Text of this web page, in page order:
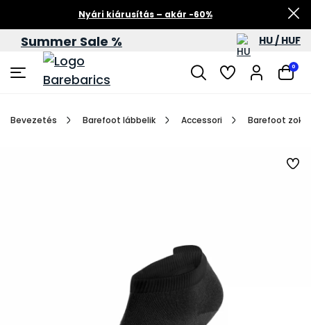
Nyári kiárusítás – akár -60%
Summer Sale % HU / HUF
0
Bevezetés Barefoot lábbelik Accessori Barefoot